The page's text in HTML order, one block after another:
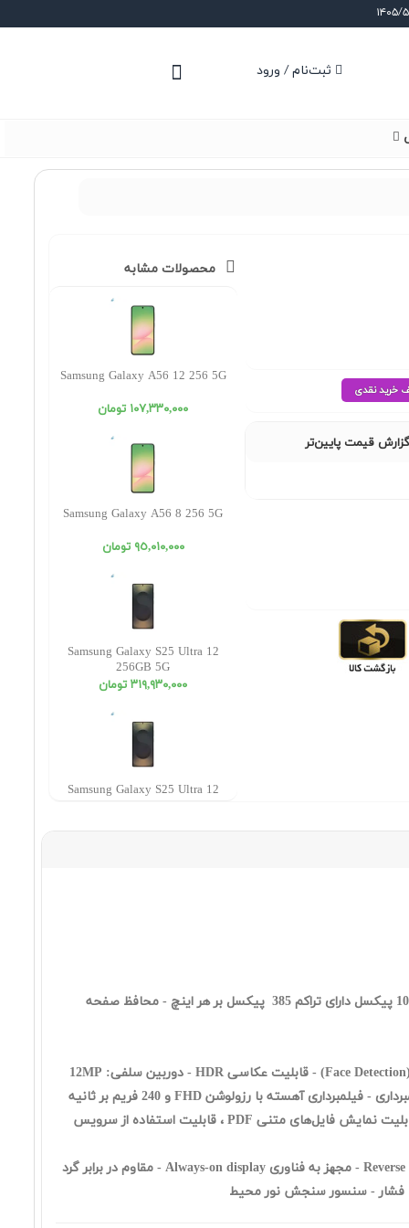
ثبت‌نام / ورود
قیمت پایین‌تر
محصولات مشابه
Samsung Galaxy A56 12 256 5G
١٠٧,٣٣٠,٠٠٠ تومان
Samsung Galaxy A56 8 256 5G
٩٥,٠١٠,٠٠٠ تومان
Samsung Galaxy S25 Ultra 12
256GB 5G
٣١٩,٩٣٠,٠٠٠ تومان
Samsung Galaxy S25 Ultra 12
Samsung Galaxy A36 8 256 5G
٧٩,٨٣٠,٠٠٠ تومان
- رزولوشن 2340 ×1080 پیکسل دارای تراکم 385 پیکسل بر هر اینچ - محافظ صفحه
دوربین سلفی: 12MP
پشتیبانی از زبان فارسی - امکاناتی نظیر ايميل ، مرورگر ، قابليت نمايش اسناد مايکروسافت آفيس ، قابليت نمايش فايل‌های متنی PDF ، قابليت استفاده از سرويس
باتری با ظرفیت 4900 میلی‌آمپر ساعت - دارای حسگر اثر انگشت زیر صفحه نمایش - امکان شارژ سریع - قابلیت Reverse Wireless Charge - مجهز به فناوری Always-on display - مقاوم در برابر گرد